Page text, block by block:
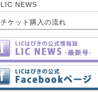
LIC NEWS
チケット購入の流れ